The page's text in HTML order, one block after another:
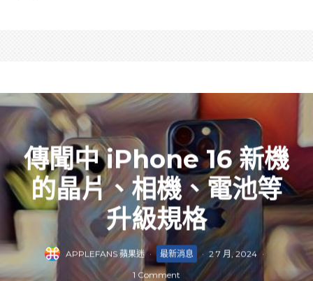
傳聞中 iPhone 16 新機
的晶片、相機、電池等
升級規格
APPLEFANS 蘋果迷 · 最新消息 · 2 7 月, 2024 ·
1 Comment